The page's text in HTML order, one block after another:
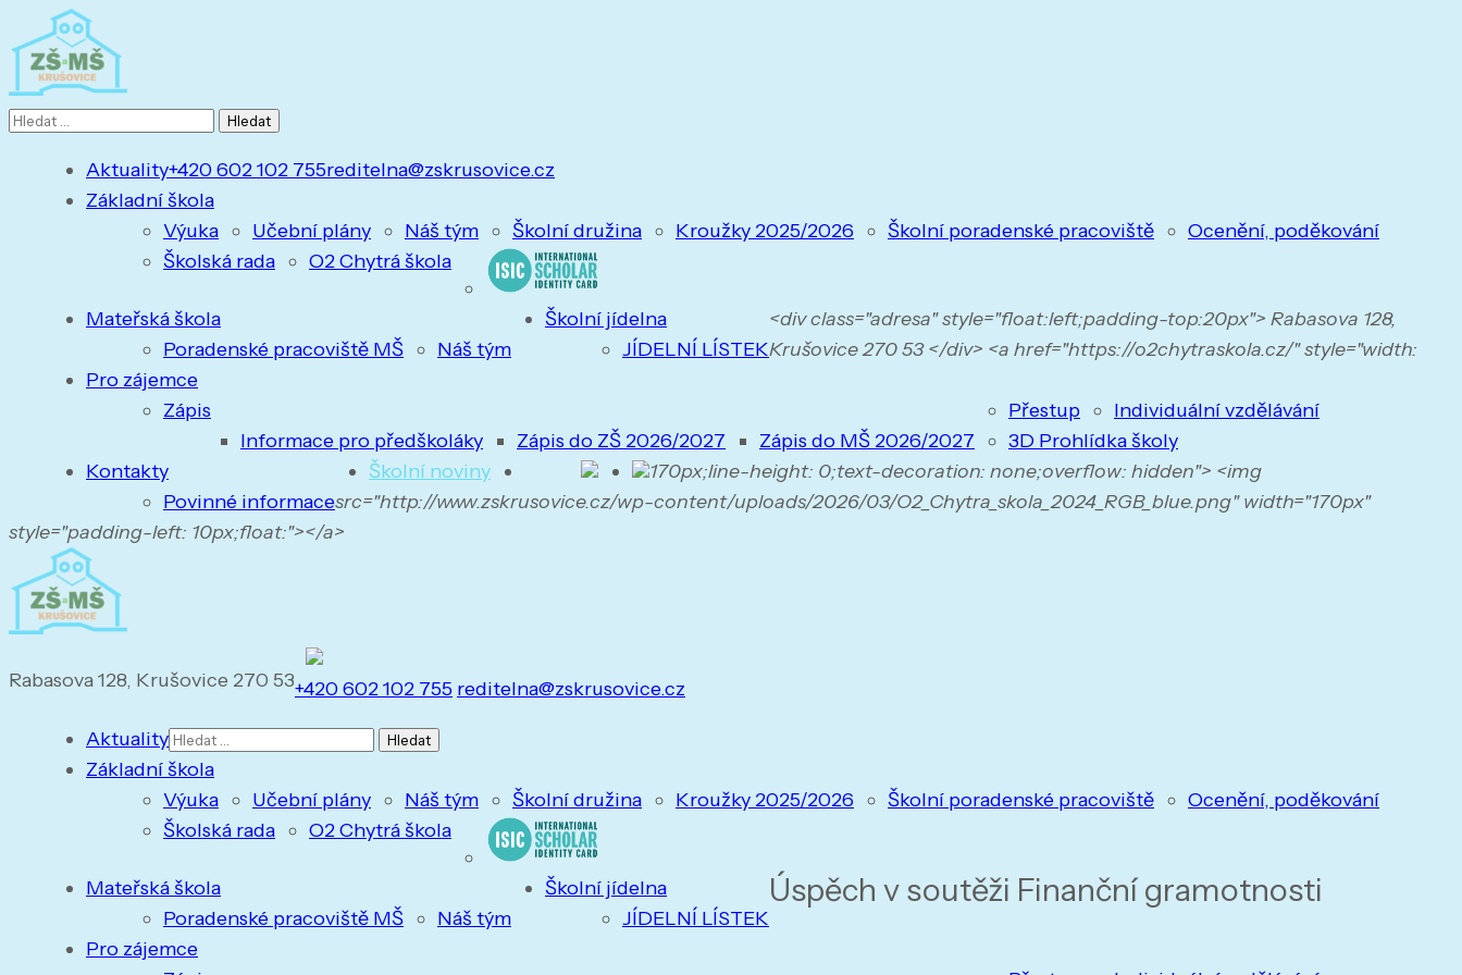
Vyhledávání
Aktuality
Základní škola
Výuka
Učební plány Náš tým Školní družina Kroužky 2025/2026 Školní poradenské pracoviště
Ocenění, poděkování
Školská rada
O2 Chytrá škola
Mateřská škola
Poradenské pracoviště MŠ
Náš tým
Školní jídelna
JÍDELNÍ LÍSTEK
Pro zájemce
Zápis
Informace pro předškoláky
Zápis do ZŠ 2026/2027 Zápis do MŠ 2026/2027
Přestup
Individuální vzdělávání
3D Prohlídka školy
Kontakty
Povinné informace
Školní noviny
+420 602 102 755reditelna@zskrusovice.cz
<div class="adresa" style="float:left;padding-top:20px"> Rabasova 128,
Krušovice 270 53 </div> <a href="https://o2chytraskola.cz/" style="width:
170px;line-height: 0;text-decoration: none;overflow: hidden"> <img
src="http://www.zskrusovice.cz/wp-content/uploads/2026/03/O2_Chytra_skola_2024_RGB_blue.png" width="170px"
style="padding-left: 10px;float:"></a>
Rabasova 128, Krušovice 270 53+420 602 102 755 reditelna@zskrusovice.cz
Aktuality
Základní škola
Výuka
Učební plány Náš tým Školní družina Kroužky 2025/2026 Školní poradenské pracoviště
Ocenění, poděkování
Školská rada
O2 Chytrá škola
Mateřská škola
Poradenské pracoviště MŠ
Náš tým
Školní jídelna
JÍDELNÍ LÍSTEK
Pro zájemce
Vyhledávání
Úspěch v soutěži Finanční gramotnosti